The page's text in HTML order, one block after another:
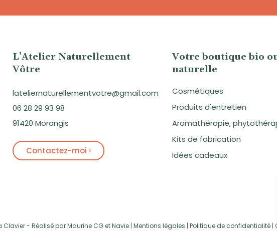
L’Atelier Naturellement
Vôtre
lateliernaturellementvotre@gmail.com
06 28 29 93 98
91420 Morangis
Contactez-moi ›
Votre boutique bio
naturelle
Cosmétiques
Produits d'entretien
Aromathérapie,
Kits de fabrication
Idées cadeaux
Clavier - Réalisé parMaurine CGetNavie| Mentions légales | Politique de confidentialité|